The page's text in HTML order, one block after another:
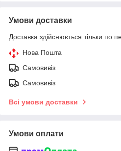
Умови доставки
Доставка здійснюється тільки по
Нова Пошта
Самовивіз
Самовивіз
Всі умови доставки
Умови оплати